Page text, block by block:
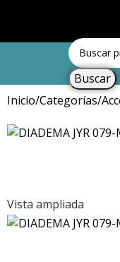
Buscar
Inicio Categorías
Vista ampliada